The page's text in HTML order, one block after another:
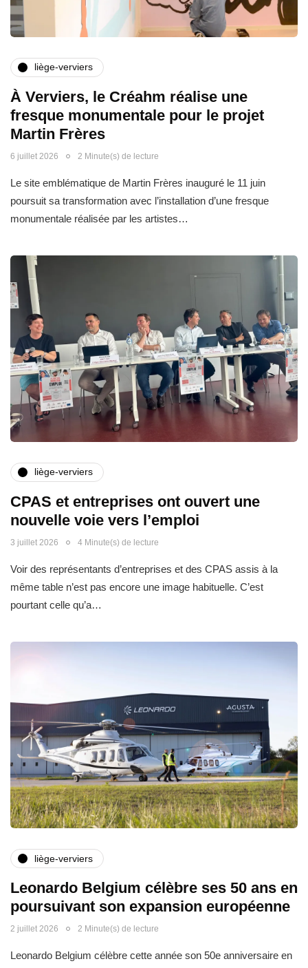
liège-verviers
À Verviers, le Créahm réalise une
fresque monumentale pour le projet
Martin Frères
6 juillet 2026 2 Minute(s) de lecture
Le site emblématique de Martin Frères inauguré le 11 juin
poursuit sa transformation avec l’installation d’une fresque
monumentale réalisée par les artistes…
liège-verviers
CPAS et entreprises ont ouvert une
nouvelle voie vers l’emploi
3 juillet 2026 4 Minute(s) de lecture
Voir des représentants d’entreprises et des CPAS assis à la
même table n’est pas encore une image habituelle. C’est
pourtant celle qu’a…
liège-verviers
Leonardo Belgium célèbre ses 50 ans en
poursuivant son expansion européenne
2 juillet 2026 2 Minute(s) de lecture
Leonardo Belgium célèbre cette année son 50e anniversaire en